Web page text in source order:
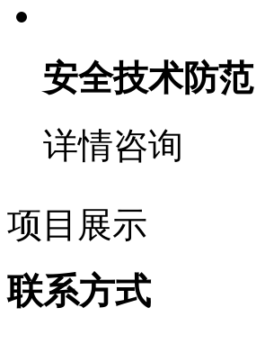
安全技术防范
详情咨询
项目展示
联系方式